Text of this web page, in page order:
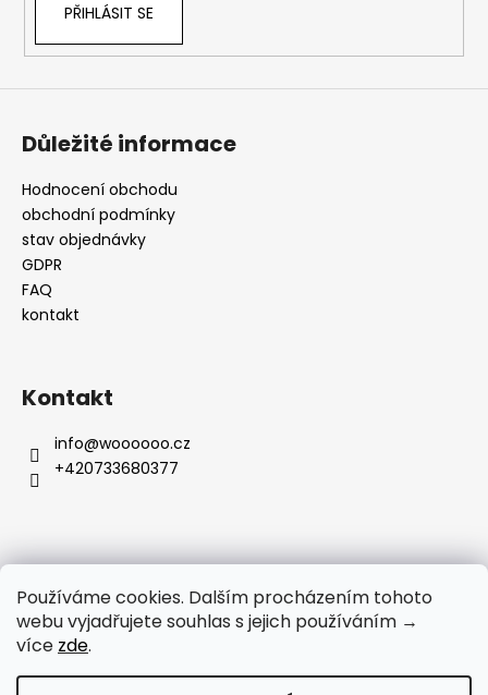
Používáme cookies. Dalším procházením tohoto
webu vyjadřujete souhlas s jejich používáním →
více zde.
ý
p
PŘIHLÁSIT SE
Důležité informace
Hodnocení obchodu
obchodní podmínky
stav objednávky
GDPR
FAQ
kontakt
Kontakt
info@woooooo.cz
+420733680377
Přijímáme online platby